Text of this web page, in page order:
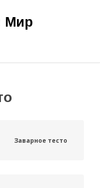
Мир
Заварное тесто